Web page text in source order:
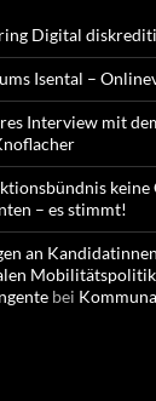
Digital
Isental –
Interview mit
keine
– es stimmt!
an
bei